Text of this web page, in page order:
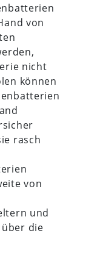
von
nicht
können
rasch
von
und
die